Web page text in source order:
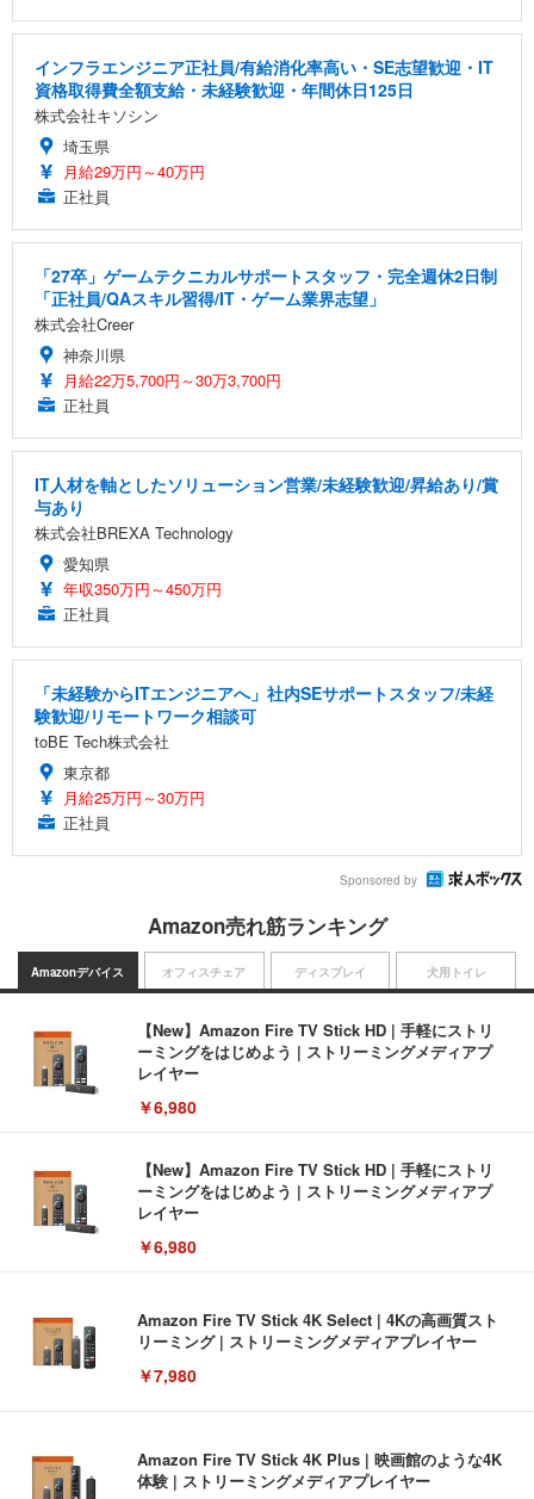
インフラエンジニア正社員/有給消化率高い・SE志望歓迎・IT
資格取得費全額支給・未経験歓迎・年間休日125日
株式会社キソシン
埼玉県
月給29万円～40万円
正社員
「27卒」ゲームテクニカルサポートスタッフ・完全週休2日制
「正社員/QAスキル習得/IT・ゲーム業界志望」
株式会社Creer
神奈川県
月給22万5,700円～30万3,700円
正社員
IT人材を軸としたソリューション営業/未経験歓迎/昇給あり/賞
与あり
株式会社BREXA Technology
愛知県
年収350万円～450万円
正社員
「未経験からITエンジニアへ」社内SEサポートスタッフ/未経
験歓迎/リモートワーク相談可
toBE Tech株式会社
東京都
月給25万円～30万円
正社員
Sponsored by
Amazon売れ筋ランキング
Amazonデバイス
【New】Amazon Fire TV Stick HD | 手軽にストリ
ーミングをはじめよう | ストリーミングメディアプ
レイヤー
￥6,980
【New】Amazon Fire TV Stick HD | 手軽にストリ
ーミングをはじめよう | ストリーミングメディアプ
レイヤー
￥6,980
Amazon Fire TV Stick 4K Select | 4Kの高画質スト
リーミング | ストリーミングメディアプレイヤー
￥7,980
Amazon Fire TV Stick 4K Plus | 映画館のような4K
体験 | ストリーミングメディアプレイヤー
オフィスチェア ディスプレイ 犬用トイレ